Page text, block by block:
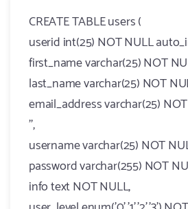
CREATE TABLE users (
userid int(25) NOT NULL
first_name varchar(25) NOT
last_name varchar(25) NOT
email_address varchar(25)
'',
username varchar(25) NOT
password varchar(255) NOT
info text NOT NULL,